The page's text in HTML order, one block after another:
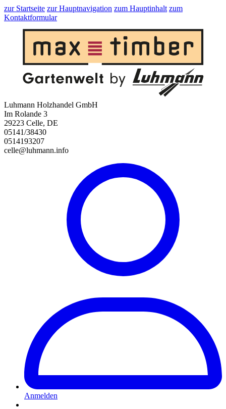
zur Startseite zur Hauptnavigation zum Hauptinhalt zum
Kontaktformular
Luhmann Holzhandel GmbH
Im Rolande 3
29223 Celle, DE
05141/38430
0514193207
celle@luhmann.info
Anmelden